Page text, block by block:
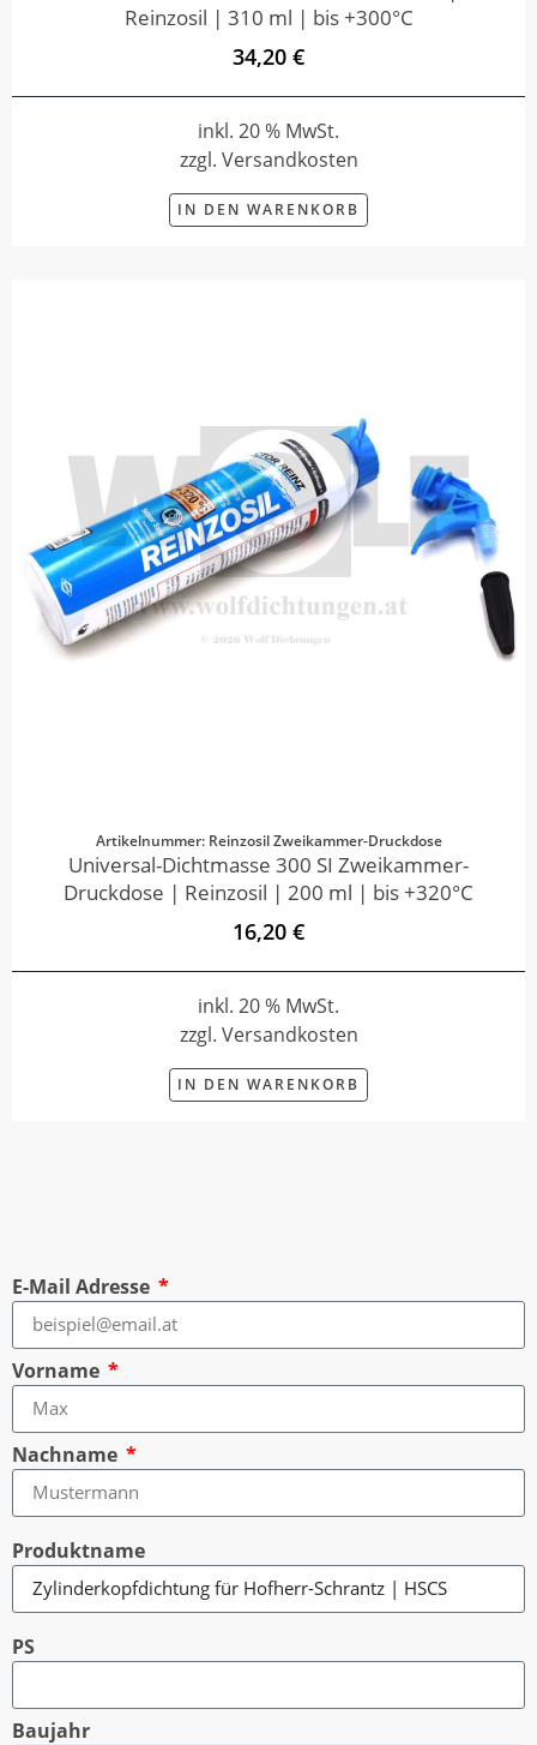
Reinzosil | 310 ml | bis +300°C
34,20 €
inkl. 20 % MwSt.
zzgl. Versandkosten
IN DEN WARENKORB
Artikelnummer: Reinzosil Zweikammer-Druckdose
Universal-Dichtmasse 300 SI Zweikammer-
Druckdose | Reinzosil | 200 ml | bis +320°C
16,20 €
inkl. 20 % MwSt.
zzgl. Versandkosten
IN DEN WARENKORB
E-Mail Adresse
Vorname
Nachname
Produktname
PS
Baujahr